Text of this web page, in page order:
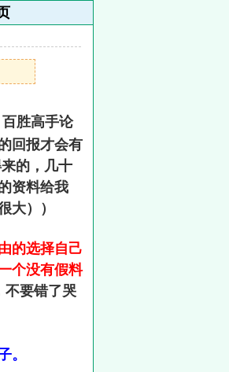
胜高手论
回报才会有
的，几十
资料给我
大））
的选择自己
个没有假料
不要错了哭
。